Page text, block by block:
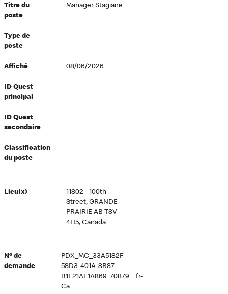
Titre du
poste
Manager Stagiaire
Type de
poste
Affiché 08/06/2026
ID Quest
principal
ID Quest
secondaire
Classification
du poste
Lieu(x)
11802 - 100th
Street, GRANDE
PRAIRIE AB T8V
4H5, Canada
Nº de
demande
PDX_MC_33A5182F-
58D3-401A-8B87-
B1E21AF1A869_70879__fr-
Ca